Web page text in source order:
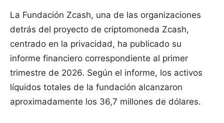
La Fundación Zcash, una de las organizaciones
detrás del proyecto de criptomoneda Zcash,
centrado en la privacidad, ha publicado su
informe financiero correspondiente al primer
trimestre de 2026. Según el informe, los activos
líquidos totales de la fundación alcanzaron
aproximadamente los 36,7 millones de dólares.